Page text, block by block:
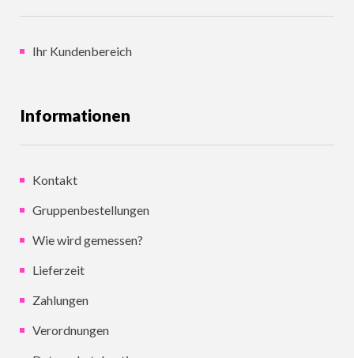
Ihr Kundenbereich
Informationen
Kontakt
Gruppenbestellungen
Wie wird gemessen?
Lieferzeit
Zahlungen
Verordnungen